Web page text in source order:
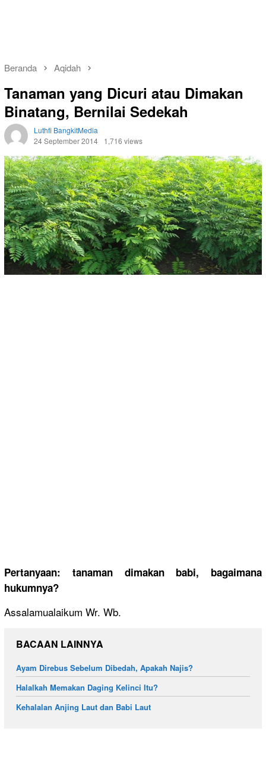
Beranda Aqidah
Tanaman yang Dicuri atau Dimakan
Binatang, Bernilai Sedekah
Luthfi BangkitMedia
24 September 2014
1,716 views
Pertanyaan: tanaman dimakan babi, bagaimana
hukumnya?
Assalamualaikum Wr. Wb.
BACAAN LAINNYA
Ayam Direbus Sebelum Dibedah, Apakah Najis?
Halalkah Memakan Daging Kelinci Itu?
Kehalalan Anjing Laut dan Babi Laut